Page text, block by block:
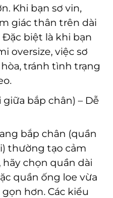
Khi bạn sơ vin,
giác thân trên dài
Đặc biệt là khi bạn
oversize, việc sơ
tránh tình trạng
bắp chân) – Dễ
bắp chân (quần
thường tạo cảm
hãy chọn quần dài
quần ống loe vừa
hơn. Các kiểu